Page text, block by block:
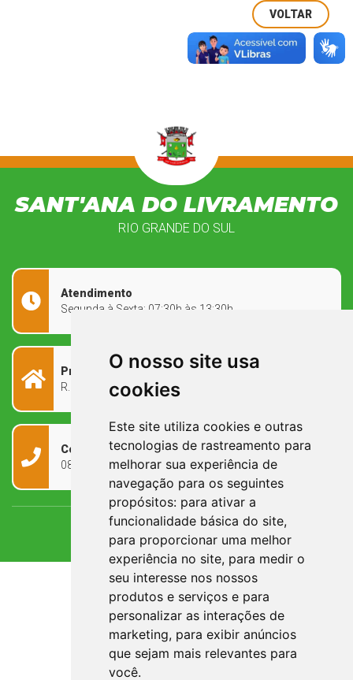
O nosso site usa
cookies
Este site utiliza cookies e outras
tecnologias de rastreamento para
melhorar sua experiência de
navegação para os seguintes
propósitos: para ativar a
funcionalidade básica do site,
para proporcionar uma melhor
experiência no site, para medir o
seu interesse nos nossos
produtos e serviços e para
personalizar as interações de
marketing, para exibir anúncios
que sejam mais relevantes para
você.
VOLTAR
SANT'ANA DO LIVRAMENTO
RIO GRANDE DO SUL
Atendimento
Segunda à Sexta: 07:30h às 13:30h
Prefeitura Municipal
R. Rivadávia Corrêa, 858 - Centro - RS, 97573-010
Contato
0800 090 2050